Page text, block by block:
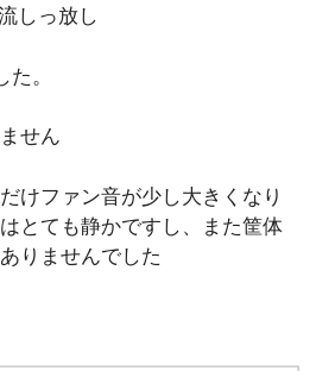
しっ放し
。
せん
けファン音が少し大きくなり
とても静かですし、また筐体
りませんでした